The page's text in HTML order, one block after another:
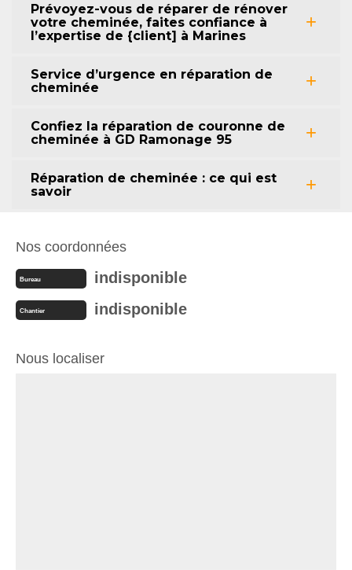
Prévoyez-vous de réparer de rénover
votre cheminée, faites confiance à
l’expertise de {client] à Marines
Service d’urgence en réparation de
cheminée
Confiez la réparation de couronne de
cheminée à GD Ramonage 95
Réparation de cheminée : ce qui est
savoir
Nos coordonnées
Bureau indisponible
Chantier indisponible
Nous localiser